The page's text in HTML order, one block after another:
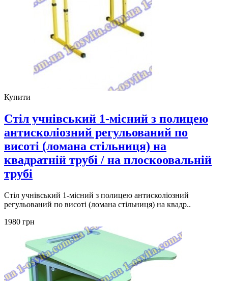
Купити
Стіл учнівський 1-місний з полицею
антисколіозний регульований по
висоті (ломана стільниця) на
квадратній трубі / на плоскоовальній
трубі
Стіл учнівський 1-місний з полицею антисколіозний
регульований по висоті (ломана стільниця) на квадр..
1980 грн